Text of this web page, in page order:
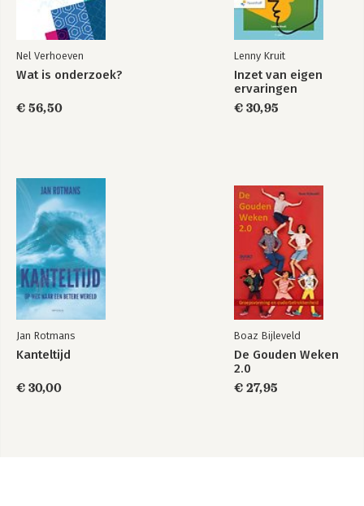
Nel Verhoeven
Wat is onderzoek?
€ 56,50
Lenny Kruit
Inzet van eigen
ervaringen
€ 30,95
Jan Rotmans
Kanteltijd
€ 30,00
Boaz Bijleveld
De Gouden Weken
2.0
€ 27,95